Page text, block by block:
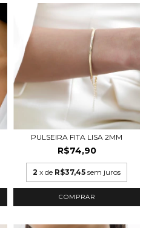
PULSEIRA FITA LISA 2MM
R$74,90
2 x de R$37,45 sem juros
COMPRAR